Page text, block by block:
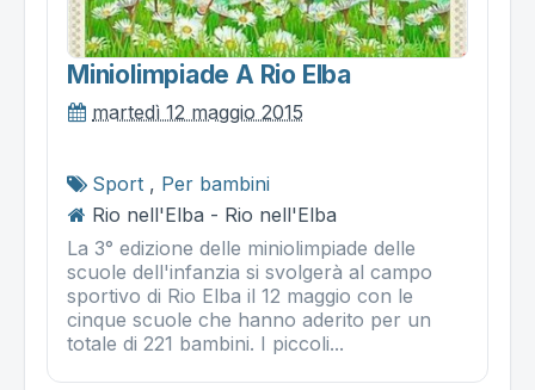
Miniolimpiade A Rio Elba
martedì 12 maggio 2015
Sport , Per bambini
Rio nell'Elba - Rio nell'Elba
La 3° edizione delle miniolimpiade delle
scuole dell'infanzia si svolgerà al campo
sportivo di Rio Elba il 12 maggio con le
cinque scuole che hanno aderito per un
totale di 221 bambini. I piccoli...